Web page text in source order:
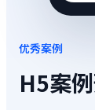
优秀案例
H5案